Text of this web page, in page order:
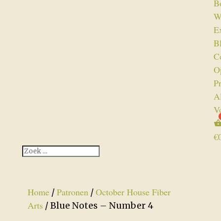
€
Home/Patronen/October House Fiber
Arts / Blue Notes – Number 4